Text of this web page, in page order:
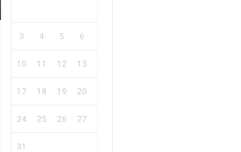
3 4 5 6
10 11 12 13
17 18 19 20
24 25 26 27
31